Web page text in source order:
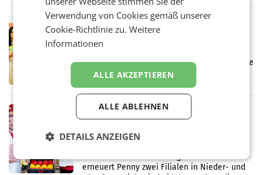
Markterwartung deutlich übertroffen.
RETAIL
Müller informieren am POS über
Kreislauffähigkeit
Über den gesamten August hinweg rücken die
Altstoff Recycling Austria AG (ARA) und der
Handelskonzern Müller die Initiative
„Kreislauf-Helden“ in allen österreichischen
Müller-Filialen
RETAIL
Ober- und Niederösterreich
erneuert Penny zwei Filialen in Nieder- und
Verwendung von Cookies gemäß unserer
Cookie-Richtlinie zu.Weitere
Informationen
ALLE AKZEPTIEREN
ALLE ABLEHNEN
DETAILS ANZEIGEN